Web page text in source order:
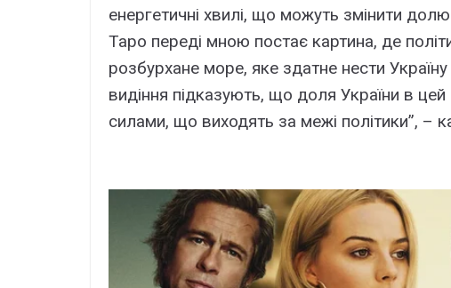
енергетичні хвилі, що можуть змінити
Таро переді мною постає картина, де
розбурхане море, яке здатне нести
видіння підказують, що доля України в
силами, що виходять за межі політики”, –